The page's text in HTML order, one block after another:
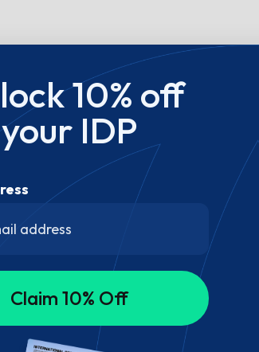
10% off
your IDP
Claim 10% Off